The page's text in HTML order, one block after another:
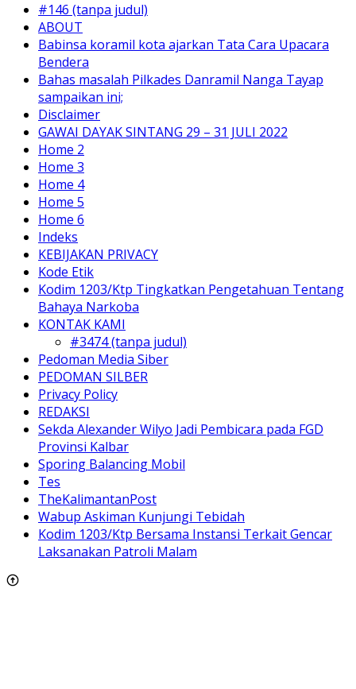
#146 (tanpa judul)
ABOUT
Babinsa koramil kota ajarkan Tata Cara Upacara
Bendera
Bahas masalah Pilkades Danramil Nanga Tayap
sampaikan ini;
Disclaimer
GAWAI DAYAK SINTANG 29 – 31 JULI 2022
Home 2
Home 3
Home 4
Home 5
Home 6
Indeks
KEBIJAKAN PRIVACY
Kode Etik
Kodim 1203/Ktp Tingkatkan Pengetahuan Tentang
Bahaya Narkoba
KONTAK KAMI
#3474 (tanpa judul)
Pedoman Media Siber
PEDOMAN SILBER
Privacy Policy
REDAKSI
Sekda Alexander Wilyo Jadi Pembicara pada FGD
Provinsi Kalbar
Sporing Balancing Mobil
Tes
TheKalimantanPost
Wabup Askiman Kunjungi Tebidah
Kodim 1203/Ktp Bersama Instansi Terkait Gencar
Laksanakan Patroli Malam